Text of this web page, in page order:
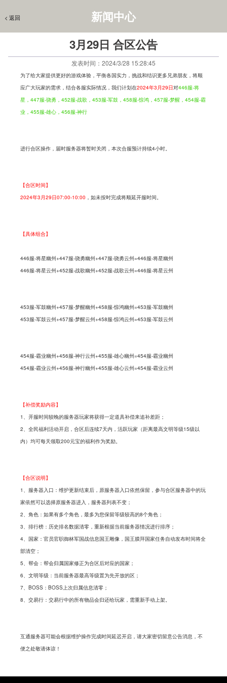
新闻中心
< 返回
< 返回
3月29日 合区公告
发表时间：2024/3/28 15:28:45
为了给大家提供更好的游戏体验，平衡各国实力，挑战和结识更多兄弟朋友，将顺
应广大玩家的需求，结合各服实际情况，我们计划在2024年3月29日对446服-将
星，447服-骁勇，452服-战歌，453服-军鼓，458服-惊鸿，457服-梦醒，454服-霸
业，455服-雄心，456服-神行
进行合区操作，届时服务器将暂时关闭，本次合服预计持续4小时。
【合区时间】
2024年3月29日07:00-10:00 ，如未按时完成将顺延开服时间。
【具体组合】
446服-将星幽州+447服-骁勇幽州+447服-骁勇云州=446服-将星幽州
446服-将星云州+452服-战歌幽州+452服-战歌云州=446服-将星云州
453服-军鼓幽州+457服-梦醒幽州+458服-惊鸿幽州=453服-军鼓幽州
453服-军鼓云州+457服-梦醒云州+458服-惊鸿云州=453服-军鼓云州
454服-霸业幽州+456服-神行云州+455服-雄心幽州=454服-霸业幽州
454服-霸业云州+456服-神行幽州+455服-雄心云州=454服-霸业云州
【补偿奖励内容】
1、开服时间较晚的服务器玩家将获得一定道具补偿来追补差距；
2、全民福利活动开启，合区后连续7天内，活跃玩家（距离最高文明等级15级以
内）均可每天领取200元宝的福利作为奖励。
【合区说明】
1、服务器入口：维护更新结束后，原服务器入口依然保留，参与合区服务器中的玩
家依然可以选择原服务器进入，服务器列表不变；
2、角色：如果有多个角色，最多为您保留等级较高的8个角色；
3、排行榜：历史排名数据清零，重新根据当前服务器情况进行排序；
4、国家：官员官职御林军国战信息国王雕像，国王膜拜国家任务自动发布时间将全
部清空；
5、帮会：帮会归属国家修正为合区后对应的国家；
6、文明等级：当前服务器最高等级置为先开放的区；
7、BOSS：BOSS上次归属信息清零；
8、交易行：交易行中的所有物品会归还给玩家，需重新手动上架。
互通服务器可能会根据维护操作完成时间延迟开启，请大家密切留意公告消息，不
便之处敬请体谅！